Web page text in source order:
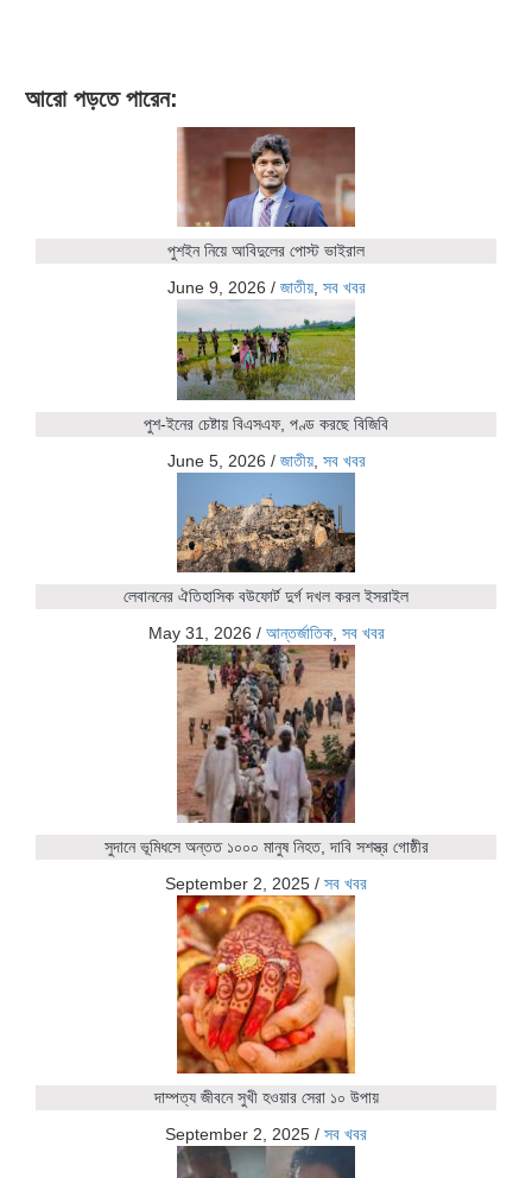
আরো পড়তে পারেন:
পুশইন নিয়ে আবিদুলের পোস্ট ভাইরাল
June 9, 2026 / জাতীয়, সব খবর
পুশ-ইনের চেষ্টায় বিএসএফ, পণ্ড করছে বিজিবি
June 5, 2026 / জাতীয়, সব খবর
লেবাননের ঐতিহাসিক বউফোর্ট দুর্গ দখল করল ইসরাইল
May 31, 2026 / আন্তর্জাতিক, সব খবর
সুদানে ভূমিধসে অন্তত ১০০০ মানুষ নিহত, দাবি সশস্ত্র গোষ্ঠীর
September 2, 2025 / সব খবর
দাম্পত্য জীবনে সুখী হওয়ার সেরা ১০ উপায়
September 2, 2025 / সব খবর